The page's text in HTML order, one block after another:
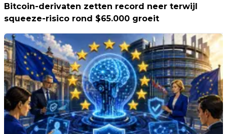
Bitcoin-derivaten zetten record neer terwijl
squeeze-risico rond $65.000 groeit